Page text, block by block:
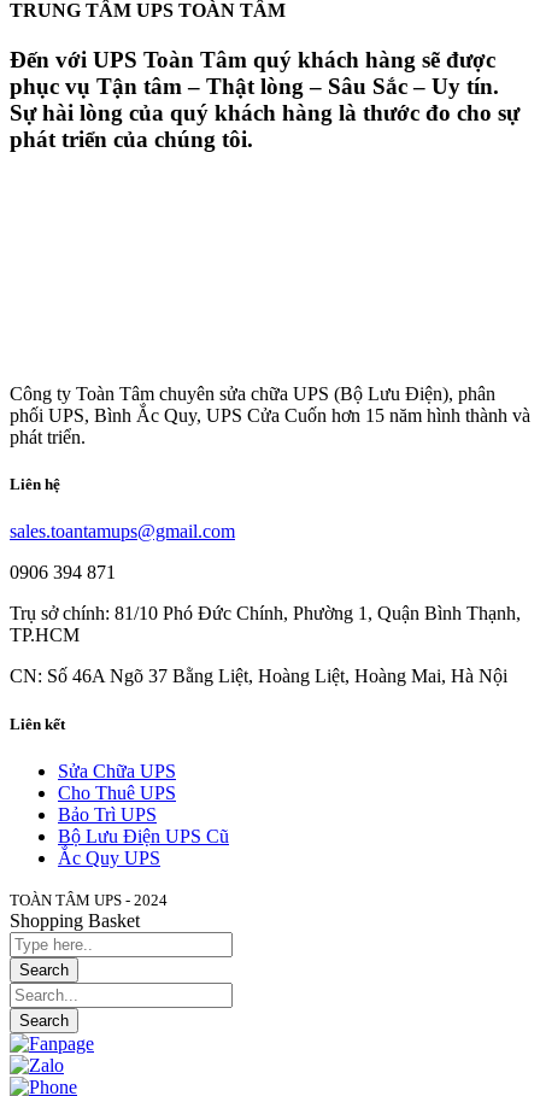
TRUNG TÂM UPS TOÀN TÂM
Đến với UPS Toàn Tâm quý khách hàng sẽ được
phục vụ Tận tâm – Thật lòng – Sâu Sắc – Uy tín.
Sự hài lòng của quý khách hàng là thước đo cho sự
phát triển của chúng tôi.
Công ty Toàn Tâm chuyên sửa chữa UPS (Bộ Lưu Điện), phân
phối UPS, Bình Ắc Quy, UPS Cửa Cuốn hơn 15 năm hình thành và
phát triển.
Liên hệ
sales.toantamups@gmail.com
0906 394 871
Trụ sở chính: 81/10 Phó Đức Chính, Phường 1, Quận Bình Thạnh,
TP.HCM
CN: Số 46A Ngõ 37 Bằng Liệt, Hoàng Liệt, Hoàng Mai, Hà Nội
Liên kết
Sửa Chữa UPS
Cho Thuê UPS
Bảo Trì UPS
Bộ Lưu Điện UPS Cũ
Ắc Quy UPS
TOÀN TÂM UPS - 2024
Shopping Basket